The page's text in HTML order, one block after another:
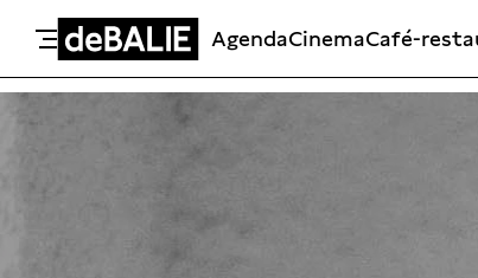
Meteen naar de content
De Balie
AgendaCinemaCafé-